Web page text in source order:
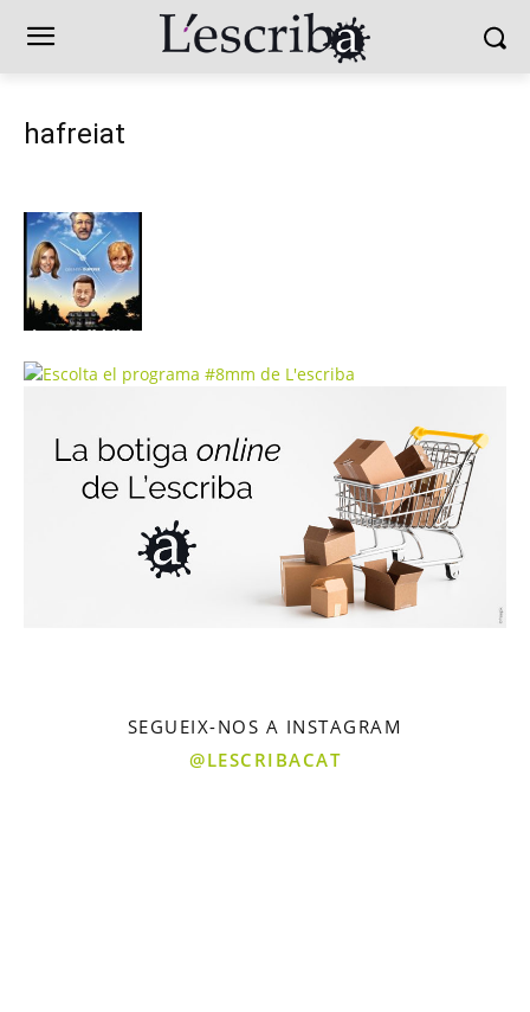
hafreiat
SEGUEIX-NOS A INSTAGRAM
@LESCRIBACAT